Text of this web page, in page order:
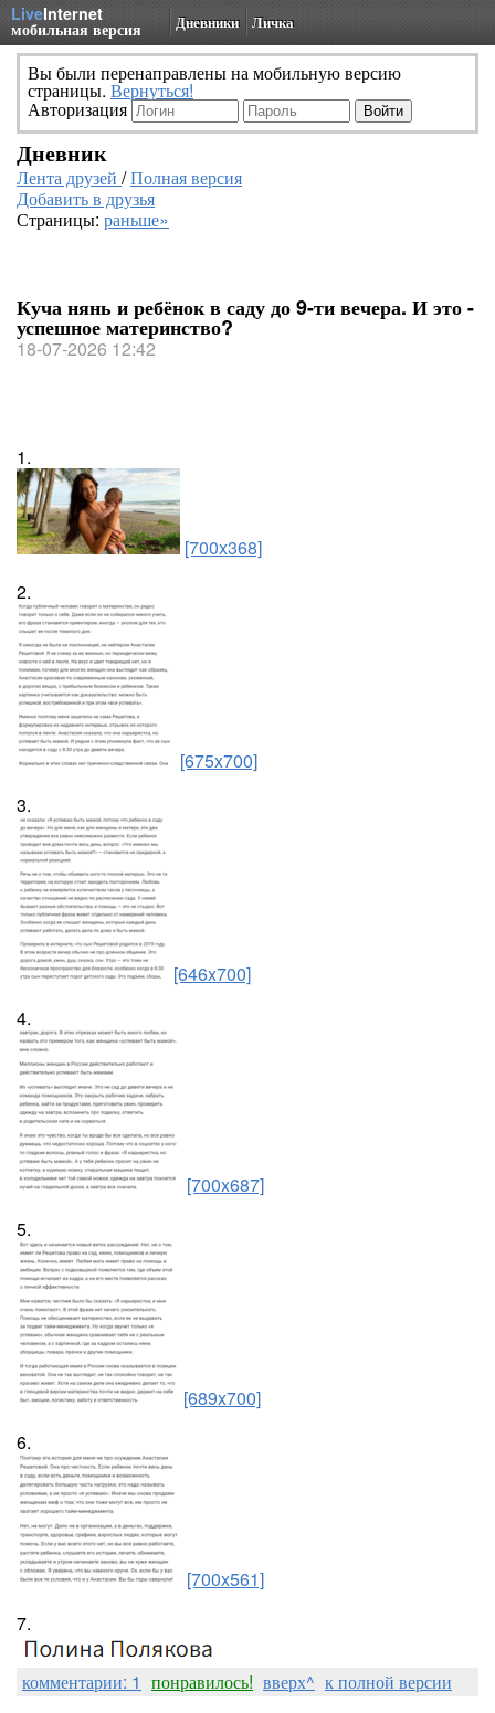
LiveInternet
мобильная версия Дневники Личка
Вы были перенаправлены на мобильную версию
страницы. Вернуться!
Авторизация
Дневник
Лента друзей /Полная версия
Добавить в друзья
Страницы: раньше»
Куча нянь и ребёнок в саду до 9-ти вечера. И это -
успешное материнство?
18-07-2026 12:42
1.
[700x368]
2.
[675x700]
3.
[646x700]
4.
[700x687]
5.
[689x700]
6.
[700x561]
7.
комментарии: 1 понравилось! вверх^ к полной версии